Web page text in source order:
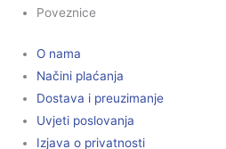
Poveznice
O nama
Načini plaćanja
Dostava i preuzimanje
Uvjeti poslovanja
Izjava o privatnosti